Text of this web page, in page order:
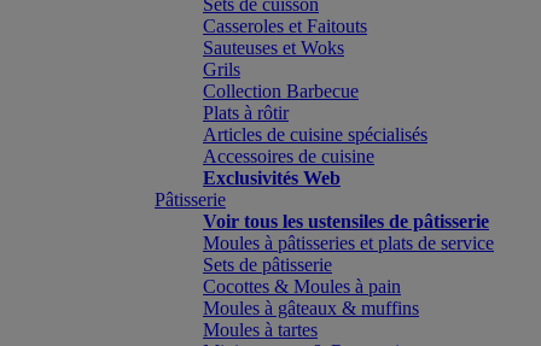
Sets de cuisson
Casseroles et Faitouts
Sauteuses et Woks
Grils
Collection Barbecue
Plats à rôtir
Articles de cuisine spécialisés
Accessoires de cuisine
Exclusivités Web
Pâtisserie
Voir tous les ustensiles de pâtisserie
Moules à pâtisseries et plats de service
Sets de pâtisserie
Cocottes & Moules à pain
Moules à gâteaux & muffins
Moules à tartes